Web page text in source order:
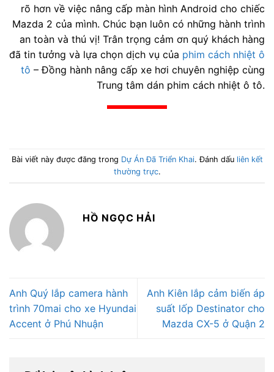
rõ hơn về việc nâng cấp màn hình Android cho chiếc
Mazda 2 của mình. Chúc bạn luôn có những hành trình
an toàn và thú vị! Trân trọng cảm ơn quý khách hàng
đã tin tưởng và lựa chọn dịch vụ của phim cách nhiệt ô
tô – Đồng hành nâng cấp xe hơi chuyên nghiệp cùng
Trung tâm dán phim cách nhiệt ô tô.
Bài viết này được đăng trong Dự Án Đã Triển Khai. Đánh dấu liên kết
thường trực.
HỒ NGỌC HẢI
Anh Quý lắp camera hành
trình 70mai cho xe Hyundai
Accent ở Phú Nhuận
Anh Kiên lắp cảm biến áp
suất lốp Destinator cho
Mazda CX-5 ở Quận 2